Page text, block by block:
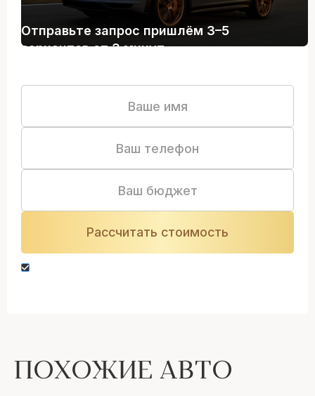
Отправьте запрос пришлём 3–5
вариантов от 3 минут
ПОХОЖИЕ АВТО